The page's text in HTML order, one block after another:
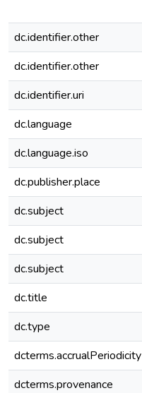
dc.identifier.other
dc.identifier.other
dc.identifier.uri
dc.language
dc.language.iso
dc.publisher.place
dc.subject
dc.subject
dc.subject
dc.title
dc.type
dcterms.accrualPeriodicity
dcterms.provenance